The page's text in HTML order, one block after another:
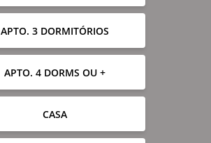
APTO. 3 DORMITÓRIOS
APTO. 4 DORMS OU +
CASA